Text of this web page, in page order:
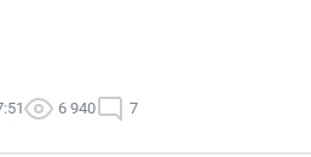
6 940 7